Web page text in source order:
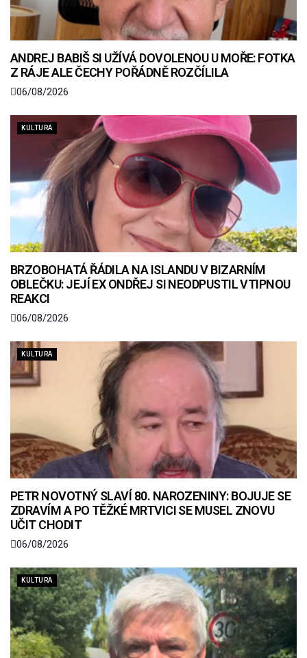
ANDREJ BABIŠ SI UŽÍVÁ DOVOLENOU U MOŘE: FOTKA
Z RÁJE ALE ČECHY POŘÁDNĚ ROZČÍLILA
06/08/2026
KULTURA
BRZOBOHATÁ ŘÁDILA NA ISLANDU V BIZARNÍM
OBLEČKU: JEJÍ EX ONDŘEJ SI NEODPUSTIL VTIPNOU
REAKCI
06/08/2026
KULTURA
PETR NOVOTNÝ SLAVÍ 80. NAROZENINY: BOJUJE SE
ZDRAVÍM A PO TĚŽKÉ MRTVICI SE MUSEL ZNOVU
UČIT CHODIT
06/08/2026
KULTURA